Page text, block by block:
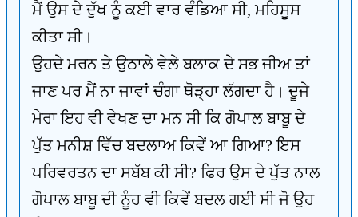
ਮੈਂ ਉਸ ਦੇ ਦੁੱਖ ਨੂੰ ਕਈ ਵਾਰ ਵੰਡਿਆ ਸੀ, ਮਹਿਸੂਸ
ਕੀਤਾ ਸੀ।
ਉਹਦੇ ਮਰਨ ਤੇ ਉਠਾਲੇ ਵੇਲੇ ਬਲਾਕ ਦੇ ਸਭ ਜੀਅ ਤਾਂ
ਜਾਣ ਪਰ ਮੈਂ ਨਾ ਜਾਵਾਂ ਚੰਗਾ ਥੋੜ੍ਹਾ ਲੱਗਦਾ ਹੈ। ਦੂਜੇ
ਮੇਰਾ ਇਹ ਵੀ ਵੇਖਣ ਦਾ ਮਨ ਸੀ ਕਿ ਗੋਪਾਲ ਬਾਬੂ ਦੇ
ਪੁੱਤ ਮਨੀਸ਼ ਵਿੱਚ ਬਦਲਾਅ ਕਿਵੇਂ ਆ ਗਿਆ? ਇਸ
ਪਰਿਵਰਤਨ ਦਾ ਸਬੱਬ ਕੀ ਸੀ? ਫਿਰ ਉਸ ਦੇ ਪੁੱਤ ਨਾਲ
ਗੋਪਾਲ ਬਾਬੂ ਦੀ ਨੂੰਹ ਵੀ ਕਿਵੇਂ ਬਦਲ ਗਈ ਸੀ ਜੋ ਉਹ